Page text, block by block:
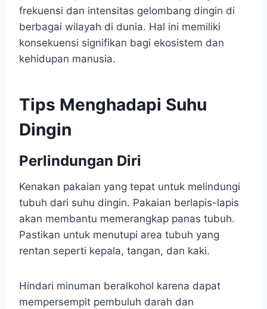
frekuensi dan intensitas gelombang dingin di
berbagai wilayah di dunia. Hal ini memiliki
konsekuensi signifikan bagi ekosistem dan
kehidupan manusia.
Tips Menghadapi Suhu
Dingin
Perlindungan Diri
Kenakan pakaian yang tepat untuk melindungi
tubuh dari suhu dingin. Pakaian berlapis-lapis
akan membantu memerangkap panas tubuh.
Pastikan untuk menutupi area tubuh yang
rentan seperti kepala, tangan, dan kaki.
Hindari minuman beralkohol karena dapat
mempersempit pembuluh darah dan